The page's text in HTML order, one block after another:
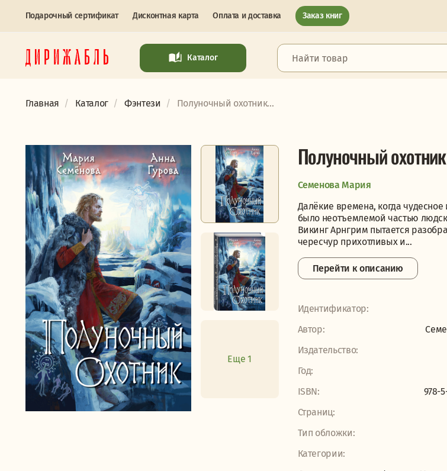
Подарочный сертификат Дисконтная карта Оплата и доставка Заказ книг
Каталог
Главная Каталог Фэнтези Полуночный охотник...
Еще 1
Полуночный охотник
Семенова Мария
Далёкие времена, когда
было неотъемлемой частью
Викинг Арнгрим пытается
чересчур прихотливых и...
Перейти к описанию
Идентификатор:
Автор:
Издательство:
Год:
ISBN:
978-
Страниц:
Тип обложки:
Категории: